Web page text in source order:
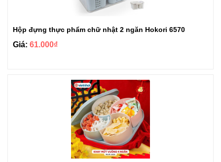
Hộp đựng thực phẩm chữ nhật 2 ngăn Hokori 6570
Giá: 61.000₫